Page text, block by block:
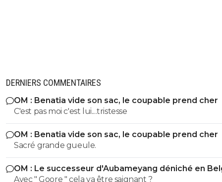
DERNIERS COMMENTAIRES
OM : Benatia vide son sac, le coupable prend cher
C'est pas moi c'est lui....tristesse
OM : Benatia vide son sac, le coupable prend cher
Sacré grande gueule.
OM : Le successeur d'Aubameyang déniché en
Avec " Goore " cela va être saignant ?